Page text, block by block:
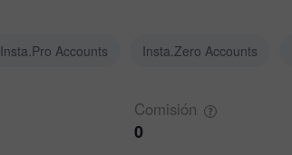
Insta.Pro Accounts Insta.Zero Accounts
Comisión
0